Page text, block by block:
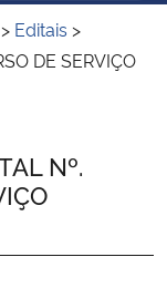
> Editais >
DE SERVIÇO
Nº.